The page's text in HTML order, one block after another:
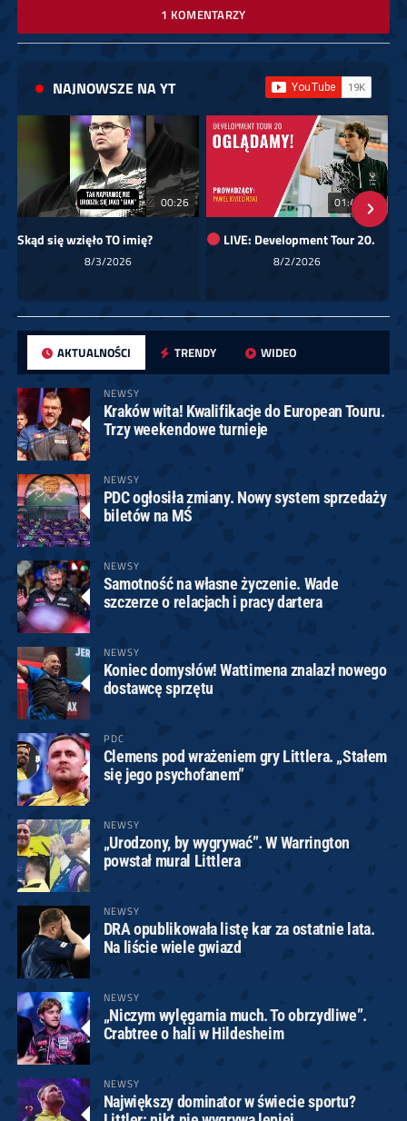
1 KOMENTARZY
NAJNOWSZE NA YT
00:26
Skąd się wzięło TO imię?
8/3/2026
01:40:24
LIVE: Development Tour 20.
8/2/2026
AKTUALNOŚCI TRENDY WIDEO
NEWSY
Kraków wita! Kwalifikacje do European Touru.
Trzy weekendowe turnieje
NEWSY
PDC ogłosiła zmiany. Nowy system sprzedaży
biletów na MŚ
NEWSY
Samotność na własne życzenie. Wade
szczerze o relacjach i pracy dartera
NEWSY
Koniec domysłów! Wattimena znalazł nowego
dostawcę sprzętu
PDC
Clemens pod wrażeniem gry Littlera. „Stałem
się jego psychofanem”
NEWSY
„Urodzony, by wygrywać”. W Warrington
powstał mural Littlera
NEWSY
DRA opublikowała listę kar za ostatnie lata.
Na liście wiele gwiazd
NEWSY
„Niczym wylęgarnia much. To obrzydliwe”.
Crabtree o hali w Hildesheim
NEWSY
Największy dominator w świecie sportu?